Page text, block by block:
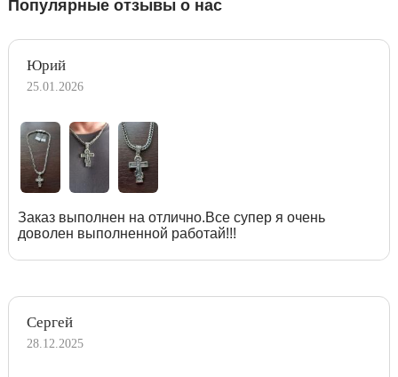
Популярные отзывы о нас
Юрий
25.01.2026
Заказ выполнен на отлично.Все супер я очень
доволен выполненной работай!!!
Сергей
28.12.2025